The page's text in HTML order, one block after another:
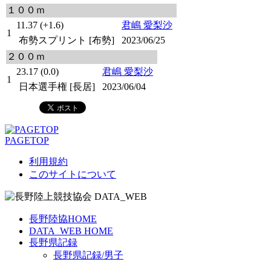
１００ｍ
1
11.37 (+1.6)
君嶋 愛梨沙
布勢スプリント [布勢]
2023/06/25
２００ｍ
1
23.17 (0.0)
君嶋 愛梨沙
日本選手権 [長居]
2023/06/04
PAGETOP
利用規約
このサイトについて
長野陸協HOME
DATA_WEB HOME
長野県記録
長野県記録/男子